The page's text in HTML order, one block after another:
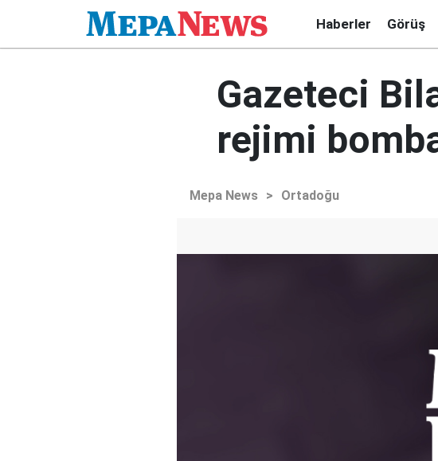
Haberler Görüş
Gazeteci
rejimi
Mepa News > Ortadoğu